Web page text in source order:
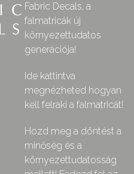
Fabric Decals, a
falmatricák új
környezettudatos
generációja!
Ide kattintva
megnézheted hogyan
kell felraki a falmatricát!
Hozd meg a döntést a
minőség és a
környezettudatosság